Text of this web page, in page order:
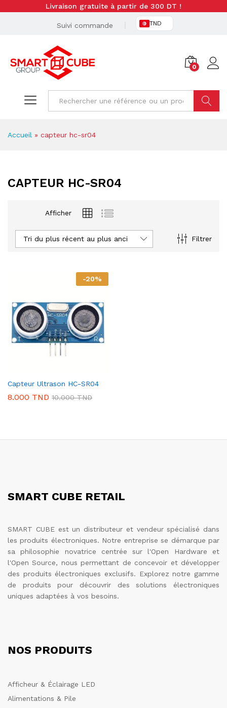
Livraison gratuite à partir de 300 DT !
Suivi commande TND
0
Accueil » capteur hc-sr04
CAPTEUR HC-SR04
Afficher
Filtrer
Tri du plus récent au plus ancien
-20%
Capteur Ultrason HC-SR04
8.000 TND 10.000TND
SMART CUBE RETAIL
SMART CUBE est un distributeur et vendeur spécialisé dans
les produits électroniques. Notre entreprise se démarque par
sa philosophie novatrice centrée sur l'Open Hardware et
l'Open Source, nous permettant de concevoir et développer
des produits électroniques exclusifs. Explorez notre gamme
de produits pour découvrir des solutions électroniques
uniques adaptées à vos besoins.
NOS PRODUITS
Afficheur & Éclairage LED
Alimentations & Pile